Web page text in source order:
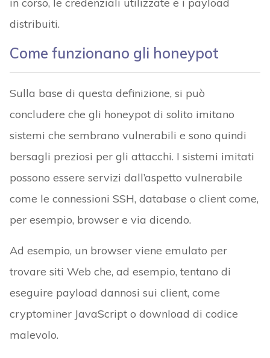
distribuiti.
Come funzionano gli honeypot
Sulla base di questa definizione, si può
concludere che gli honeypot di solito imitano
sistemi che sembrano vulnerabili e sono quindi
bersagli preziosi per gli attacchi. I sistemi imitati
possono essere servizi dall’aspetto vulnerabile
come le connessioni SSH, database o client come,
per esempio, browser e via dicendo.
Ad esempio, un browser viene emulato per
trovare siti Web che, ad esempio, tentano di
eseguire payload dannosi sui client, come
cryptominer JavaScript o download di codice
malevolo.